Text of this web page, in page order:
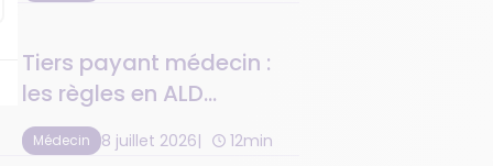
Tiers payant médecin :
les règles en ALD
maternité et C2S
Médecin 8 juillet 2026 12min